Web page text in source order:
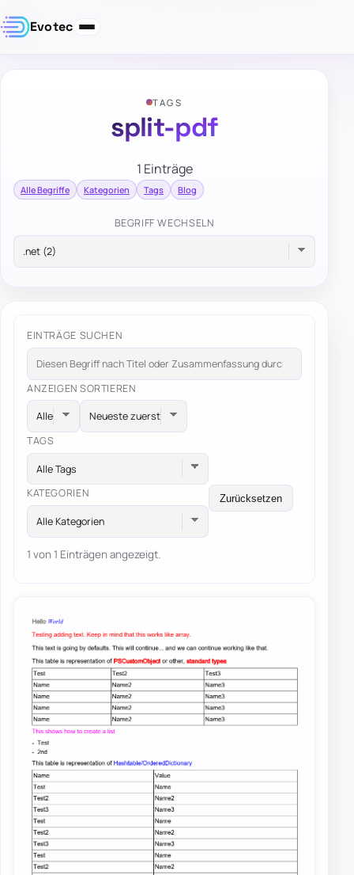
Evotec
TAGS
split-pdf
1 Einträge
Alle Begriffe Kategorien Tags Blog
BEGRIFF WECHSELN
EINTRÄGE SUCHEN
ANZEIGEN SORTIEREN
TAGS
Alle Tags
KATEGORIEN
Alle Kategorien
Zurücksetzen
1 von 1 Einträgen angezeigt.